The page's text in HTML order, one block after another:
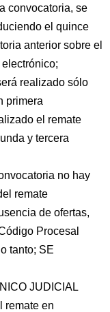
convocatoria, se
el quince
anterior sobre el
realizado sólo
primera
el remate
y tercera
no hay
remate
de ofertas,
Procesal
tanto; SE
JUDICIAL
remate en